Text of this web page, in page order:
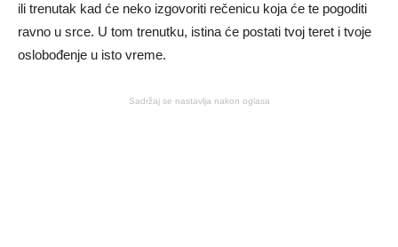
ili trenutak kad će neko izgovoriti rečenicu koja će te pogoditi
ravno u srce. U tom trenutku, istina će postati tvoj teret i tvoje
oslobođenje u isto vreme.
Sadržaj se nastavlja nakon oglasa